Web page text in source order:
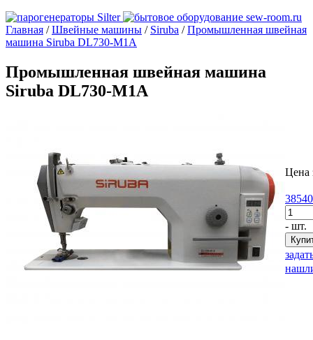
Главная /Швейные машины / Siruba /Промышленная швейная
машина Siruba DL730-M1A
Промышленная швейная машина
Siruba DL730-M1A
Цена
38540
- шт.